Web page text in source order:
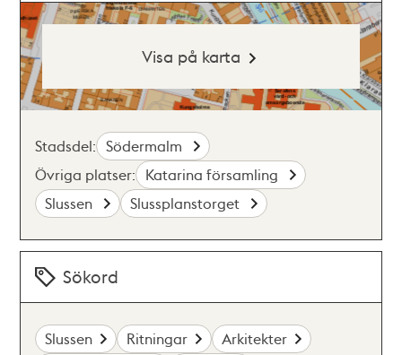
Visa på karta
Stadsdel: Södermalm
Övriga platser: Katarina församling
Slussen
Slussplanstorget
Sökord
Slussen Ritningar
Arkitekter